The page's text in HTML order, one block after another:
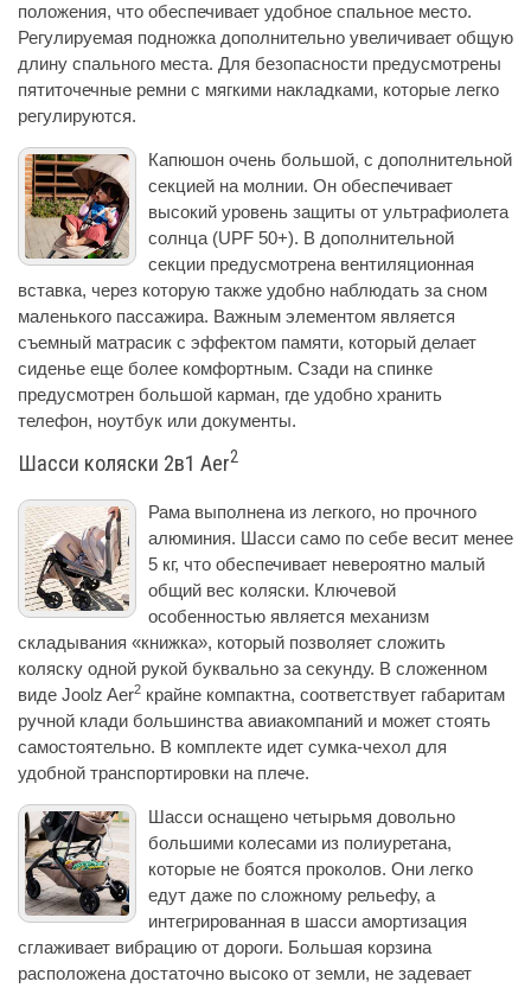
положения, что обеспечивает удобное спальное место.
Регулируемая подножка дополнительно увеличивает общую
длину спального места. Для безопасности предусмотрены
пятиточечные ремни с мягкими накладками, которые легко
регулируются.
Капюшон очень большой, с дополнительной
секцией на молнии. Он обеспечивает
высокий уровень защиты от ультрафиолета
солнца (UPF 50+). В дополнительной
секции предусмотрена вентиляционная
вставка, через которую также удобно наблюдать за сном
маленького пассажира. Важным элементом является
съемный матрасик с эффектом памяти, который делает
сиденье еще более комфортным. Сзади на спинке
предусмотрен большой карман, где удобно хранить
телефон, ноутбук или документы.
Шасси коляски 2в1 Aer2
Рама выполнена из легкого, но прочного
алюминия. Шасси само по себе весит менее
5 кг, что обеспечивает невероятно малый
общий вес коляски. Ключевой
особенностью является механизм
складывания «книжка», который позволяет сложить
коляску одной рукой буквально за секунду. В сложенном
виде Joolz Aer2 крайне компактна, соответствует габаритам
ручной клади большинства авиакомпаний и может стоять
самостоятельно. В комплекте идет сумка-чехол для
удобной транспортировки на плече.
Шасси оснащено четырьмя довольно
большими колесами из полиуретана,
которые не боятся проколов. Они легко
едут даже по сложному рельефу, а
интегрированная в шасси амортизация
сглаживает вибрацию от дороги. Большая корзина
расположена достаточно высоко от земли, не задевает